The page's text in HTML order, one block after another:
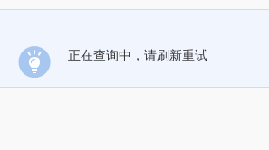
正在查询中，请刷新重试